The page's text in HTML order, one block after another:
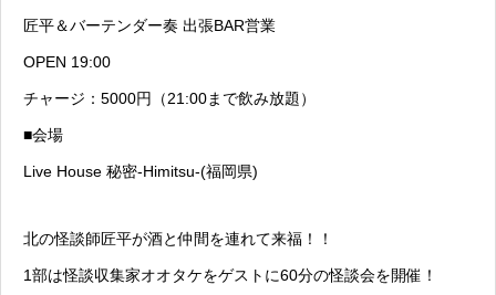
匠平＆バーテンダー奏 出張BAR営業
OPEN 19:00
チャージ：5000円（21:00まで飲み放題）
■会場
Live House 秘密-Himitsu-(福岡県)
北の怪談師匠平が酒と仲間を連れて来福！！
1部は怪談収集家オオタケをゲストに60分の怪談会を開催！